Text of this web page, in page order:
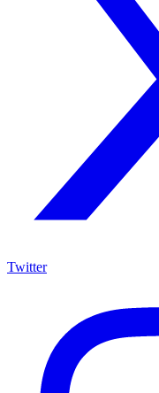
Twitter